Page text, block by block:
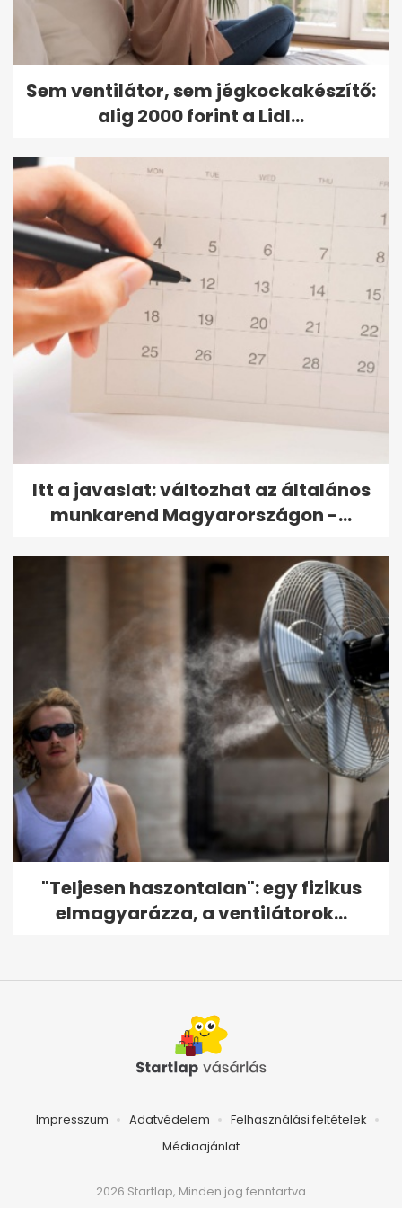
Sem ventilátor, sem jégkockakészítő:
alig 2000 forint a Lidl...
Itt a javaslat: változhat az általános
munkarend Magyarországon -...
"Teljesen haszontalan": egy fizikus
elmagyarázza, a ventilátorok...
Impresszum Adatvédelem
Felhasználási feltételek
Médiaajánlat
2026 Startlap, Minden jog fenntartva